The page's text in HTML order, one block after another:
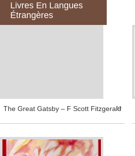
Livres En Langues
Étrangères
The Great Gatsby – F Scott Fitzgerald